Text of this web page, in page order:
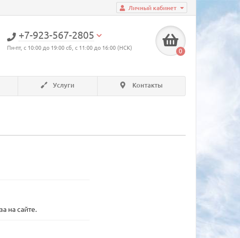
Личный кабинет
+7-923-567-2805
Пн-пт, с 10:00 до 19:00 сб, с 11:00 до 16:00 (НСК) 0
Услуги Контакты
на сайте.